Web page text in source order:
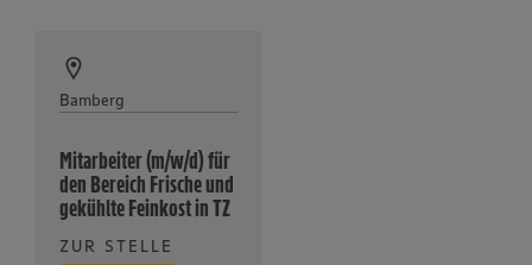
Bamberg
Mitarbeiter (m/w/d) für
den Bereich Frische und
gekühlte Feinkost in TZ
ZUR STELLE